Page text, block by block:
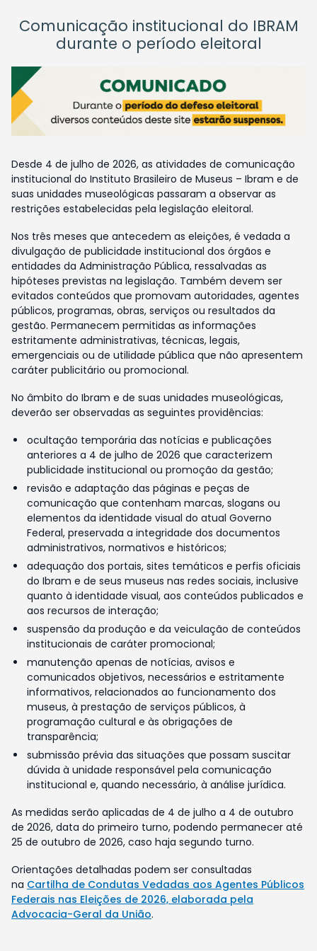
Comunicação institucional do IBRAM
durante o período eleitoral
Desde 4 de julho de 2026, as atividades de comunicação
institucional do Instituto Brasileiro de Museus – Ibram e de
suas unidades museológicas passaram a observar as
restrições estabelecidas pela legislação eleitoral.
Nos três meses que antecedem as eleições, é vedada a
divulgação de publicidade institucional dos órgãos e
entidades da Administração Pública, ressalvadas as
hipóteses previstas na legislação. Também devem ser
evitados conteúdos que promovam autoridades, agentes
públicos, programas, obras, serviços ou resultados da
gestão. Permanecem permitidas as informações
estritamente administrativas, técnicas, legais,
emergenciais ou de utilidade pública que não apresentem
caráter publicitário ou promocional.
No âmbito do Ibram e de suas unidades museológicas,
deverão ser observadas as seguintes providências:
ocultação temporária das notícias e publicações
anteriores a 4 de julho de 2026 que caracterizem
publicidade institucional ou promoção da gestão;
revisão e adaptação das páginas e peças de
comunicação que contenham marcas, slogans ou
elementos da identidade visual do atual Governo
Federal, preservada a integridade dos documentos
administrativos, normativos e históricos;
adequação dos portais, sites temáticos e perfis oficiais
do Ibram e de seus museus nas redes sociais, inclusive
quanto à identidade visual, aos conteúdos publicados e
aos recursos de interação;
suspensão da produção e da veiculação de conteúdos
institucionais de caráter promocional;
manutenção apenas de notícias, avisos e
comunicados objetivos, necessários e estritamente
informativos, relacionados ao funcionamento dos
museus, à prestação de serviços públicos, à
programação cultural e às obrigações de
transparência;
submissão prévia das situações que possam suscitar
dúvida à unidade responsável pela comunicação
institucional e, quando necessário, à análise jurídica.
As medidas serão aplicadas de 4 de julho a 4 de outubro
de 2026, data do primeiro turno, podendo permanecer até
25 de outubro de 2026, caso haja segundo turno.
Orientações detalhadas podem ser consultadas
na Cartilha de Condutas Vedadas aos Agentes Públicos
Federais nas Eleições de 2026, elaborada pela
Advocacia-Geral da União.